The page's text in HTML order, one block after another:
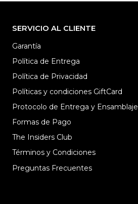
SERVICIO AL CLIENTE
Garantía
Política de Entrega
Política de Privacidad
Políticas y condiciones GiftCard
Protocolo de Entrega y Ensamblaje
Formas de Pago
The Insiders Club
Términos y Condiciones
Preguntas Frecuentes